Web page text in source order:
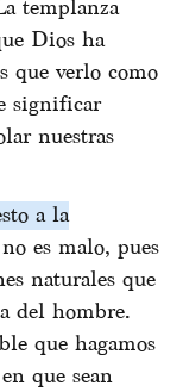
templanza
Dios ha
que verlo como
significar
nuestras
a la
es malo, pues
naturales que
del hombre.
que hagamos
que sean